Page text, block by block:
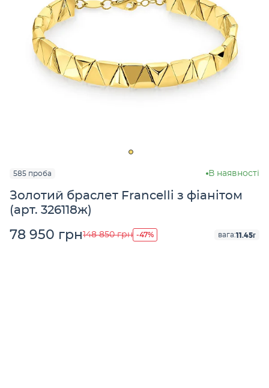
585 проба В наявності
Золотий браслет Francelli з фіанітом
(арт. 326118ж)
78 950 грн148 850 грн -47% вага:11.45г